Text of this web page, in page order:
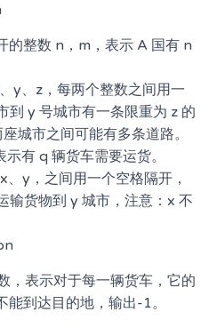
的整数 n，m，表示 A 国有 n
y、z，每两个整数之间用一
到 y 号城市有一条限重为 z 的
城市之间可能有多条道路。
有 q 辆货车需要运货。
y，之间用一个空格隔开，
输货物到 y 城市，注意：x 不
，表示对于每一辆货车，它的
到达目的地，输出-1。